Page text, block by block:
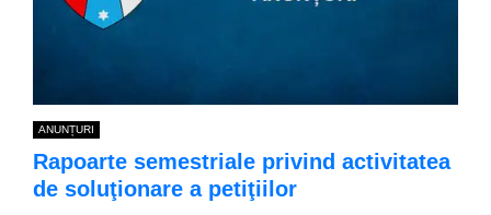
ANUNȚURI
Rapoarte semestriale privind activitatea
de soluţionare a petiţiilor